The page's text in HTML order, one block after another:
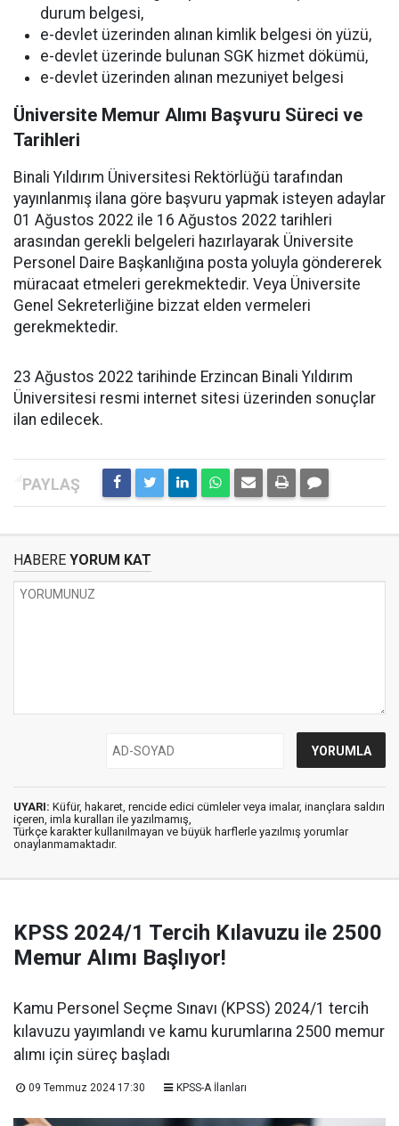
durum belgesi,
e-devlet üzerinden alınan kimlik belgesi ön yüzü,
e-devlet üzerinde bulunan SGK hizmet dökümü,
e-devlet üzerinden alınan mezuniyet belgesi
Üniversite Memur Alımı Başvuru Süreci ve
Tarihleri
Binali Yıldırım Üniversitesi Rektörlüğü tarafından
yayınlanmış ilana göre başvuru yapmak isteyen adaylar
01 Ağustos 2022 ile 16 Ağustos 2022 tarihleri
arasından gerekli belgeleri hazırlayarak Üniversite
Personel Daire Başkanlığına posta yoluyla göndererek
müracaat etmeleri gerekmektedir. Veya Üniversite
Genel Sekreterliğine bizzat elden vermeleri
gerekmektedir.
23 Ağustos 2022 tarihinde Erzincan Binali Yıldırım
Üniversitesi resmi internet sitesi üzerinden sonuçlar
ilan edilecek.
HABERE YORUM KAT
UYARI: Küfür, hakaret, rencide edici cümleler veya imalar, inançlara saldırı
içeren, imla kuralları ile yazılmamış,
Türkçe karakter kullanılmayan ve büyük harflerle yazılmış yorumlar
onaylanmamaktadır.
KPSS 2024/1 Tercih Kılavuzu ile 2500
Memur Alımı Başlıyor!
Kamu Personel Seçme Sınavı (KPSS) 2024/1 tercih
kılavuzu yayımlandı ve kamu kurumlarına 2500 memur
alımı için süreç başladı
09 Temmuz 2024 17:30 KPSS-A İlanları